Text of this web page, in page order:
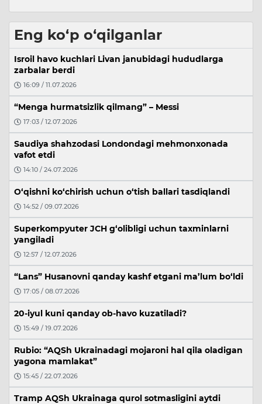
Eng ko‘p o‘qilganlar
Isroil havo kuchlari Livan janubidagi hududlarga
zarbalar berdi
16:09 / 11.07.2026
“Menga hurmatsizlik qilmang” – Messi
17:03 / 12.07.2026
Saudiya shahzodasi Londondagi mehmonxonada
vafot etdi
14:10 / 24.07.2026
O‘qishni ko‘chirish uchun o‘tish ballari tasdiqlandi
14:52 / 09.07.2026
Superkompyuter JCH g‘olibligi uchun taxminlarni
yangiladi
12:57 / 12.07.2026
“Lans” Husanovni qanday kashf etgani ma’lum bo‘ldi
17:05 / 08.07.2026
20-iyul kuni qanday ob-havo kuzatiladi?
15:49 / 19.07.2026
Rubio: “AQSh Ukrainadagi mojaroni hal qila oladigan
yagona mamlakat”
15:45 / 22.07.2026
Tramp AQSh Ukrainaga qurol sotmasligini aytdi